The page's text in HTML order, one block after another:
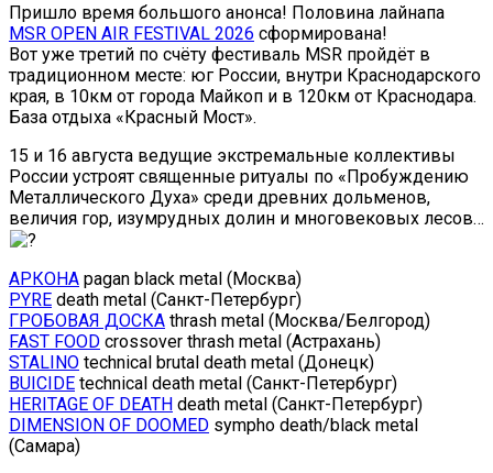
Пришло время большого анонса! Половина лайнапа
MSR OPEN AIR FESTIVAL 2026 сформирована!
Вот уже третий по счёту фестиваль MSR пройдёт в
традиционном месте: юг России, внутри Краснодарского
края, в 10км от города Майкоп и в 120км от Краснодара.
База отдыха «Красный Мост».
15 и 16 августа ведущие экстремальные коллективы
России устроят священные ритуалы по «Пробуждению
Металлического Духа» среди древних дольменов,
величия гор, изумрудных долин и многовековых лесов…
АРКОНА pagan black metal (Москва)
PYRE death metal (Санкт-Петербург)
ГРОБОВАЯ ДОСКА thrash metal (Москва/Белгород)
FAST FOOD crossover thrash metal (Астрахань)
STALINO technical brutal death metal (Донецк)
BUICIDE technical death metal (Санкт-Петербург)
HERITAGE OF DEATH death metal (Санкт-Петербург)
DIMENSION OF DOOMED sympho death/black metal
(Самара)